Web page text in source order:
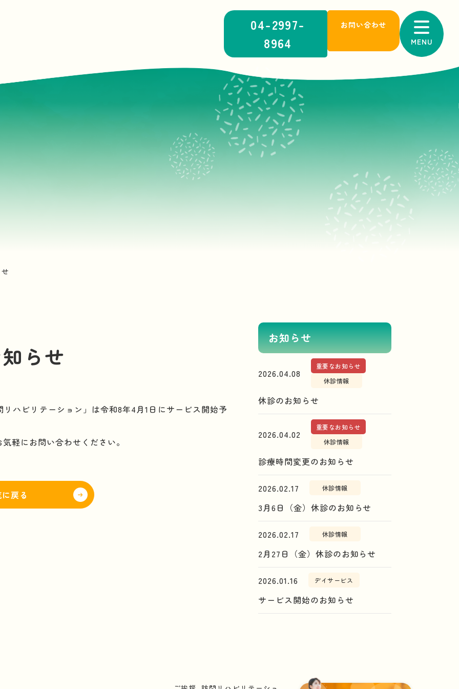
04-2997-
8964
お問い合わせ
MENU
らせ
ハビリテーション」は令和8年4月1日にサービス開始予
軽にお問い合わせください。
戻る
お知らせ
2026.04.08
重要なお知らせ
休診情報
休診のお知らせ
2026.04.02
重要なお知らせ
休診情報
診療時間変更のお知らせ
2026.02.17 休診情報
3月6日（金）休診のお知らせ
2026.02.17 休診情報
2月27日（金）休診のお知らせ
2026.01.16 デイサービス
サービス開始のお知らせ